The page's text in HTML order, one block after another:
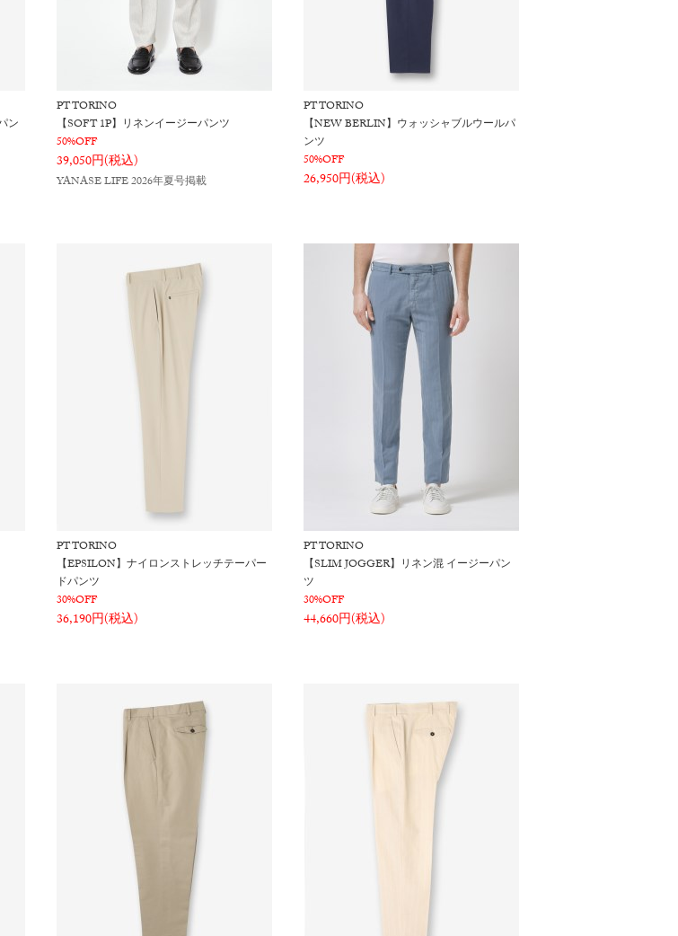
ン
PT TORINO
【SOFT 1P】リネンイージーパンツ
50%OFF
39,050円(税込)
YANASE LIFE 2026年夏号掲載
PT TORINO
【NEW BERLIN】ウォッシャブルウールパ
ンツ
50%OFF
26,950円(税込)
PT TORINO
【EPSILON】ナイロンストレッチテーパー
ドパンツ
30%OFF
36,190円(税込)
PT TORINO
【SLIM JOGGER】リネン混 イージーパン
ツ
30%OFF
44,660円(税込)